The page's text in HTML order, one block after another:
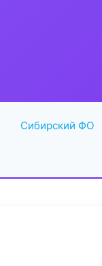
Сибирский ФО